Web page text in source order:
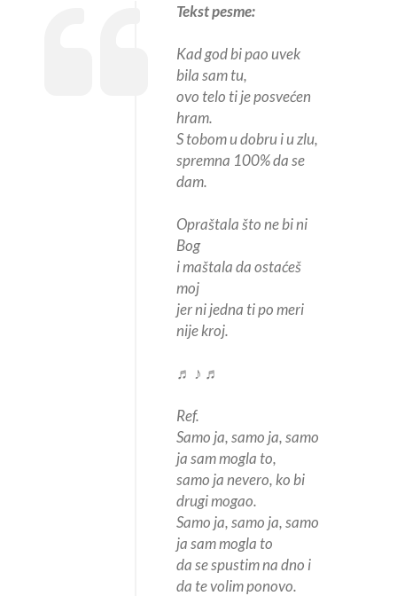
Tekst pesme:
Kad god bi pao uvek
bila sam tu,
ovo telo ti je posvećen
hram.
S tobom u dobru i u zlu,
spremna 100% da se
dam.
Opraštala što ne bi ni
Bog
i maštala da ostaćeš
moj
jer ni jedna ti po meri
nije kroj.
♬ ♪ ♬
Ref.
Samo ja, samo ja, samo
ja sam mogla to,
samo ja nevero, ko bi
drugi mogao.
Samo ja, samo ja, samo
ja sam mogla to
da se spustim na dno i
da te volim ponovo.